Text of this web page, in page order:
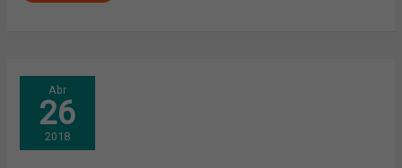
Abr
26
2018
FARMACÉUTICOS,
MÉDICOS,
ENFERMERAS
Y
ODONTÓLOGOS
FIRMAN
UN